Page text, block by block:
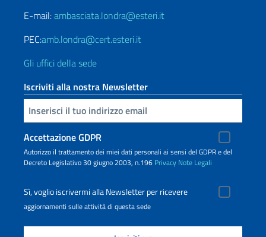
E-mail:ambasciata.londra@esteri.it
PEC:amb.londra@cert.esteri.it
Gli uffici della sede
Iscriviti alla nostra Newsletter
Inserisci la tua email
Accettazione GDPR
Autorizzo il trattamento dei miei dati personali ai sensi del GDPR e del
Decreto Legislativo 30 giugno 2003, n.196 Privacy Note Legali
Sì, voglio iscrivermi alla Newsletter per ricevere
aggiornamenti sulle attività di questa sede